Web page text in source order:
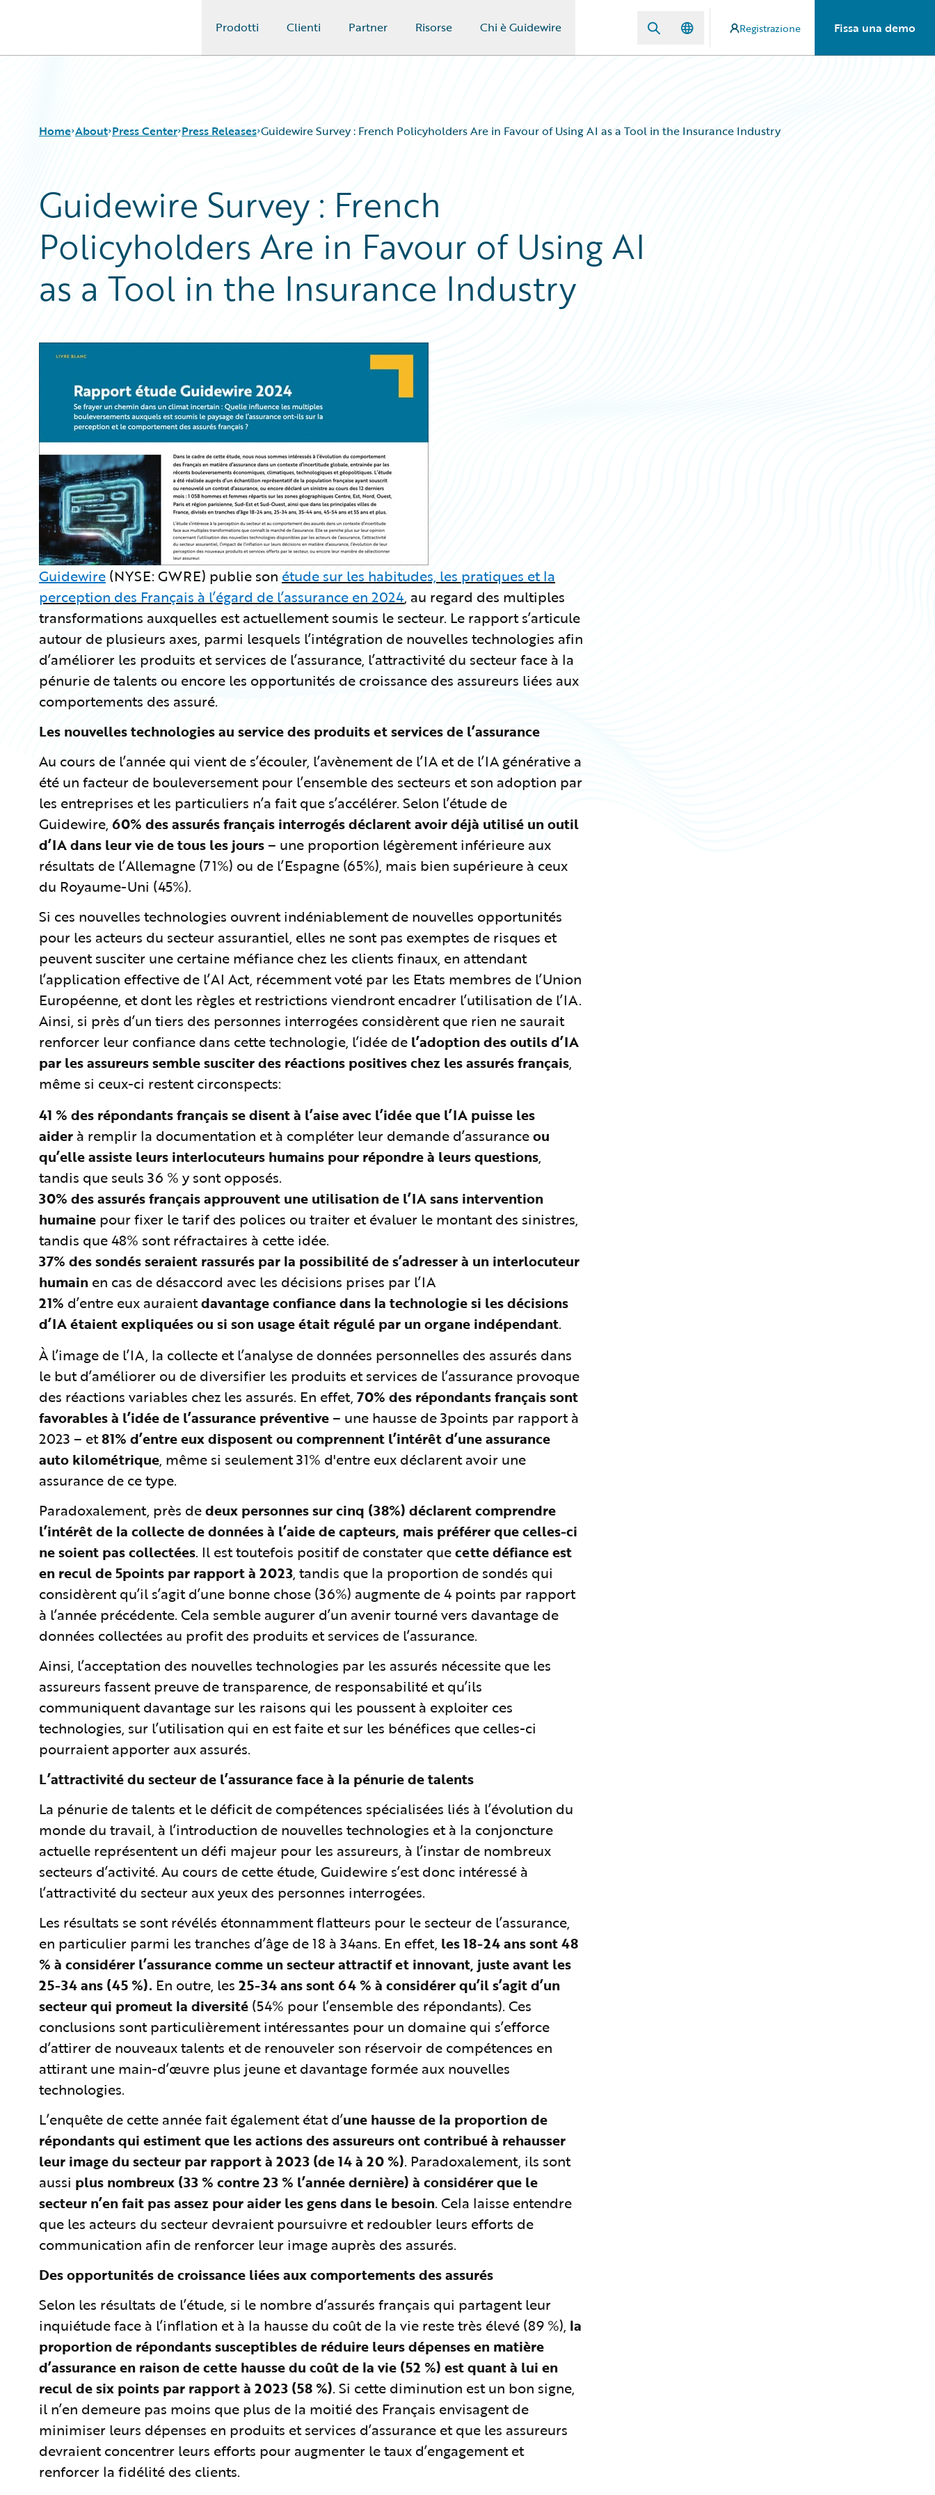
Prodotti Clienti Partner Risorse Chi è Guidewire Registrazione Fissa una demo
Home About Press Center Press Releases Guidewire Survey : French Policyholders Are in Favour of Using AI as a Tool in the Insurance Industry
Guidewire Survey : French
Policyholders Are in Favour of Using AI
as a Tool in the Insurance Industry
Guidewire (NYSE: GWRE) publie son étude sur les habitudes, les pratiques et la
perception des Français à l’égard de l’assurance en 2024, au regard des multiples
transformations auxquelles est actuellement soumis le secteur. Le rapport s’articule
autour de plusieurs axes, parmi lesquels l’intégration de nouvelles technologies afin
d’améliorer les produits et services de l’assurance, l’attractivité du secteur face à la
pénurie de talents ou encore les opportunités de croissance des assureurs liées aux
comportements des assuré.
Les nouvelles technologies au service des produits et services de l’assurance
Au cours de l’année qui vient de s’écouler, l’avènement de l’IA et de l’IA générative a
été un facteur de bouleversement pour l’ensemble des secteurs et son adoption par
les entreprises et les particuliers n’a fait que s’accélérer. Selon l’étude de
Guidewire, 60% des assurés français interrogés déclarent avoir déjà utilisé un outil
d’IA dans leur vie de tous les jours – une proportion légèrement inférieure aux
résultats de l’Allemagne (71%) ou de l’Espagne (65%), mais bien supérieure à ceux
du Royaume-Uni (45%).
Si ces nouvelles technologies ouvrent indéniablement de nouvelles opportunités
pour les acteurs du secteur assurantiel, elles ne sont pas exemptes de risques et
peuvent susciter une certaine méfiance chez les clients finaux, en attendant
l’application effective de l’AI Act, récemment voté par les Etats membres de l’Union
Européenne, et dont les règles et restrictions viendront encadrer l’utilisation de l’IA.
Ainsi, si près d’un tiers des personnes interrogées considèrent que rien ne saurait
renforcer leur confiance dans cette technologie, l’idée de l’adoption des outils d’IA
par les assureurs semble susciter des réactions positives chez les assurés français,
même si ceux-ci restent circonspects:
41 % des répondants français se disent à l’aise avec l’idée que l’IA puisse les
aider à remplir la documentation et à compléter leur demande d’assuranceou
qu’elle assiste leurs interlocuteurs humains pour répondre à leurs questions,
tandis que seuls 36 % y sont opposés.
30% des assurés français approuvent une utilisation de l’IAsans intervention
humaine pour fixer le tarif des polices ou traiter et évaluer le montant des sinistres,
tandis que 48% sont réfractaires à cette idée.
37% des sondésseraient rassurés par la possibilité de s’adresser à un interlocuteur
humain en cas de désaccord avec les décisions prises par l’IA
21% d’entre eux auraientdavantageconfiance dans la technologie si les décisions
d’IA étaient expliquées ou si son usage était régulé par un organe indépendant.
À l’image de l’IA, la collecte et l’analyse de données personnelles des assurés dans
le but d’améliorer ou de diversifier les produits et services de l’assurance provoque
des réactions variables chez les assurés. En effet, 70% des répondants français sont
favorables à l’idée de l’assurance préventive – une hausse de 3points par rapport à
2023 – et81% d’entre eux disposent ou comprennent l’intérêt d’une assurance
auto kilométrique, même si seulement 31% d'entre eux déclarent avoir une
assurance de ce type.
Paradoxalement, près dedeux personnes sur cinq (38%) déclarent comprendre
l’intérêt de la collecte de données à l’aide de capteurs, mais préférer que celles-ci
ne soient pas collectées. Il est toutefois positif de constater quecette défiance est
en recul de 5points par rapport à 2023, tandis que la proportion de sondés qui
considèrent qu’il s’agit d’une bonne chose (36%) augmente de 4 points par rapport
à l’année précédente. Cela semble augurer d’un avenir tourné vers davantage de
données collectées au profit des produits et services de l’assurance.
Ainsi, l’acceptation des nouvelles technologies par les assurés nécessite que les
assureurs fassent preuve de transparence, de responsabilité et qu’ils
communiquent davantage sur les raisons qui les poussent à exploiter ces
technologies, sur l’utilisation qui en est faite et sur les bénéfices que celles-ci
pourraient apporter aux assurés.
L’attractivité du secteur de l’assurance face à la pénurie de talents
La pénurie de talents et le déficit de compétences spécialisées liés à l’évolution du
monde du travail, à l’introduction de nouvelles technologies et à la conjoncture
actuelle représentent un défi majeur pour les assureurs, à l’instar de nombreux
secteurs d’activité. Au cours de cette étude, Guidewire s’est donc intéressé à
l’attractivité du secteur aux yeux des personnes interrogées.
Les résultats se sont révélés étonnamment flatteurs pour le secteur de l’assurance,
en particulier parmi les tranches d’âge de 18 à 34ans. En effet, les 18-24 ans sont 48
% à considérer l’assurance comme un secteur attractif et innovant, juste avant les
25-34 ans (45 %). En outre, les 25-34 ans sont 64 % à considérer qu’il s’agit d’un
secteur qui promeut la diversité (54% pour l’ensemble des répondants). Ces
conclusions sont particulièrement intéressantes pour un domaine qui s’efforce
d’attirer de nouveaux talents et de renouveler son réservoir de compétences en
attirant une main-d’œuvre plus jeune et davantage formée aux nouvelles
technologies.
L’enquête de cette année fait également état d’une hausse de la proportion de
répondants qui estiment que les actions des assureurs ont contribué à rehausser
leur image du secteur par rapport à 2023 (de 14 à 20 %). Paradoxalement, ils sont
aussi plus nombreux (33 % contre 23 % l’année dernière) à considérer que le
secteur n’en fait pas assez pour aider les gens dans le besoin. Cela laisse entendre
que les acteurs du secteur devraient poursuivre et redoubler leurs efforts de
communication afin de renforcer leur image auprès des assurés.
Des opportunités de croissance liées aux comportements des assurés
Selon les résultats de l’étude, si le nombre d’assurés français qui partagent leur
inquiétude face à l’inflation et à la hausse du coût de la vie reste très élevé (89 %), la
proportion de répondants susceptibles de réduire leurs dépenses en matière
d’assurance en raison de cette hausse du coût de la vie (52 %) est quant à lui en
recul de six points par rapport à 2023 (58 %). Si cette diminution est un bon signe,
il n’en demeure pas moins que plus de la moitié des Français envisagent de
minimiser leurs dépenses en produits et services d’assurance et que les assureurs
devraient concentrer leurs efforts pour augmenter le taux d’engagement et
renforcer la fidélité des clients.